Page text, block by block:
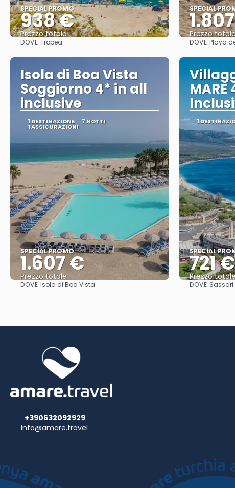
SPECIAL PROMO
938 €
Prezzo totale
DOVE:Tropea
SPECIAL
Prezzo
DOVE:Playa
Isola di Boa Vista
Soggiorno 4* in all
inclusive
1 DESTINAZIONE 7 NOTTI
1 ASSICURAZIONI
SPECIAL PROMO
1.607 €
Prezzo totale
Vedere
DOVE:Isola di Boa Vista
MARE
1
SPECIAL
721 €
Prezzo
DOVE:Sassari
+390632092929
info@amare.travel